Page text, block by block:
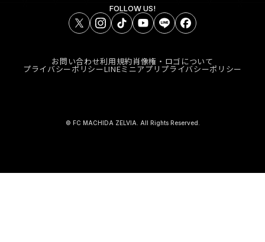
FOLLOW US!
お問い合わせ利用規約肖像権・ロゴについて
プライバシーポリシーLINEミニアプリプライバシーポリシー
© FC MACHIDA ZELVIA. All Rights Reserved.